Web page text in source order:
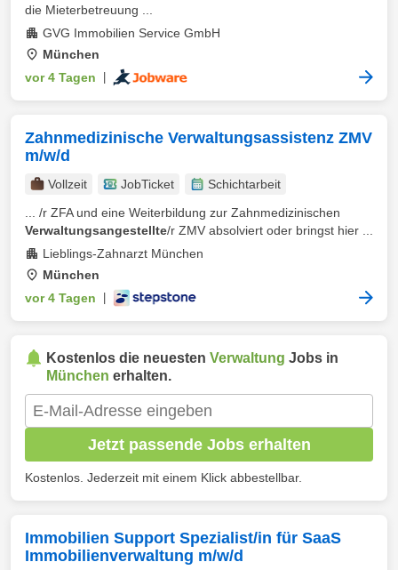
die Mieterbetreuung ...
GVG Immobilien Service GmbH
München
vor 4 Tagen
Zahnmedizinische Verwaltungsassistenz ZMV
m/w/d
Vollzeit JobTicket
Schichtarbeit
... /r ZFA und eine Weiterbildung zur Zahnmedizinischen
Verwaltungsangestellte/r ZMV absolviert oder bringst hier ...
Lieblings-Zahnarzt München
München
vor 4 Tagen
Kostenlos die neuesten Verwaltung Jobs in
München erhalten.
Jetzt passende Jobs erhalten
Kostenlos. Jederzeit mit einem Klick abbestellbar.
Immobilien Support Spezialist/in für SaaS
Immobilienverwaltung m/w/d